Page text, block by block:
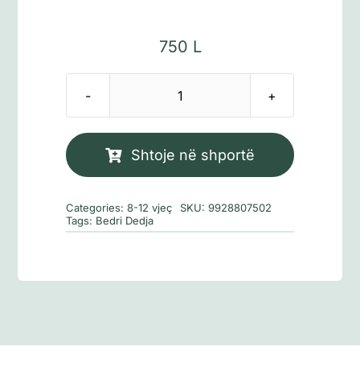
750 L
Sasi
korridoret
e
Shtoje në shportë
Categories:8-12 vjeç SKU:9928807502
Tags: Bedri Dedja